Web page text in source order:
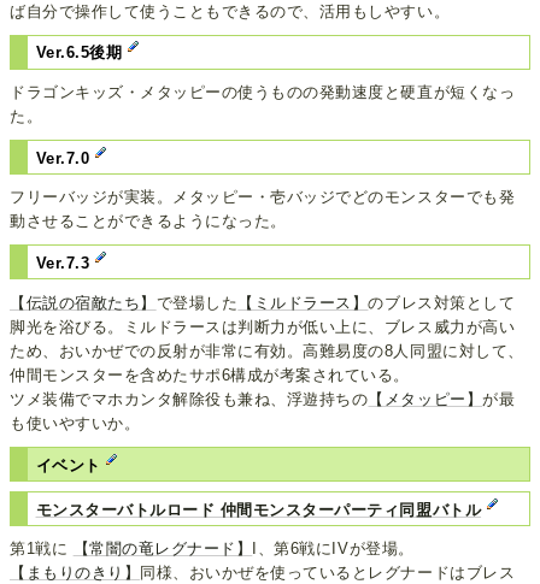
ば自分で操作して使うこともできるので、活用もしやすい。
Ver.6.5後期
ドラゴンキッズ・メタッピーの使うものの発動速度と硬直が短くなっ
た。
Ver.7.0
フリーバッジが実装。メタッピー・壱バッジでどのモンスターでも発
動させることができるようになった。
Ver.7.3
【伝説の宿敵たち】 で登場した 【ミルドラース】のブレス対策として
脚光を浴びる。ミルドラースは判断力が低い上に、ブレス威力が高い
ため、おいかぜでの反射が非常に有効。高難易度の8人同盟に対して、
仲間モンスターを含めたサポ6構成が考案されている。
ツメ装備でマホカンタ解除役も兼ね、浮遊持ちの 【メタッピー】が最
も使いやすいか。
イベント
モンスターバトルロード 仲間モンスターパーティ同盟バトル
第1戦に 【常闇の竜レグナード】
I、第6戦にIVが登場。
【まもりのきり】
同様、おいかぜを使っているとレグナードはブレス